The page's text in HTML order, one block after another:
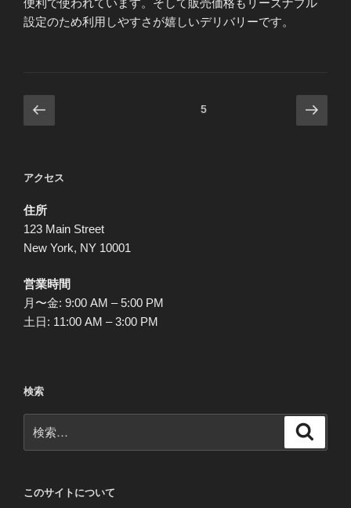
便利で使われています。そして販売価格もリーズナブル
設定のため利用しやすさが嬉しいデリバリーです。
投
稿
ペ
ジ
送
前
の
ジ
固定ページ5
次
の
アクセス
住所
123 Main Street
New York, NY 10001
営業時間
月〜金: 9:00 AM – 5:00 PM
土日: 11:00 AM – 3:00 PM
検索
索:
このサイトについて